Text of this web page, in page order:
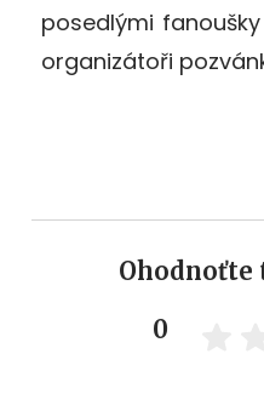
posedlými
organizátoři
Ohodnoťte
0